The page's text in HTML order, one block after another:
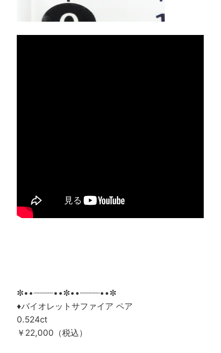
✼••┈┈┈┈••✼••┈┈┈┈••✼
♦バイオレットサファイア ペア
0.524ct
￥22,000（税込）